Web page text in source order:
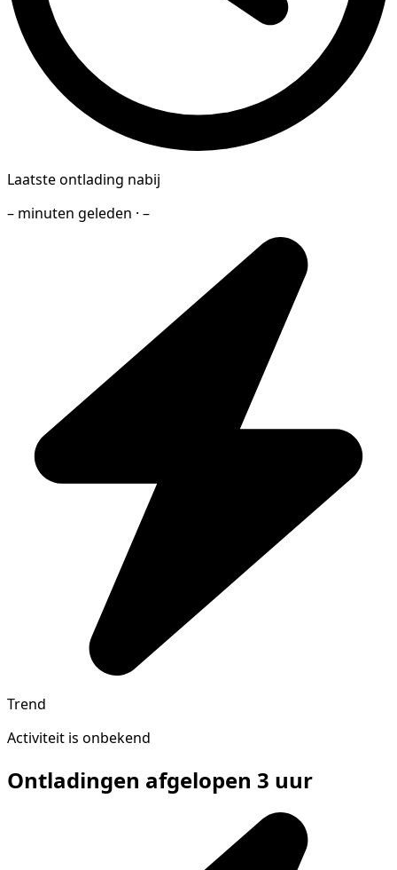
Laatste ontlading nabij
– minuten geleden · –
Trend
Activiteit is onbekend
Ontladingen afgelopen 3 uur